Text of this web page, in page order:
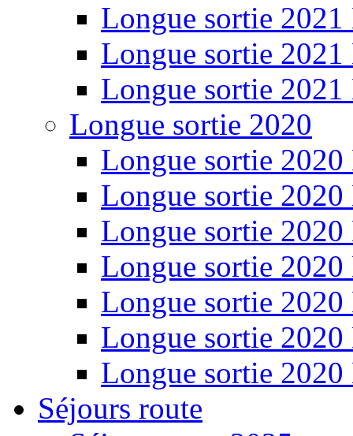
Longue sortie 2021
Longue sortie 2021
Longue sortie 2021
Longue sortie 2020
Longue sortie 2020
Longue sortie 2020
Longue sortie 2020
Longue sortie 2020
Longue sortie 2020
Longue sortie 2020
Longue sortie 2020
Séjours route